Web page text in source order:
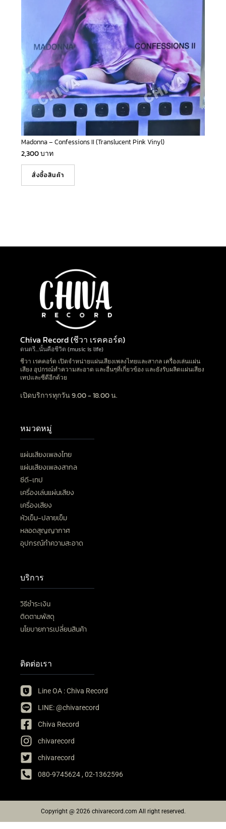
Madonna – Confessions II (Translucent Pink Vinyl)
2,300บาท
สั่งซื้อสินค้า
Chiva Record (ชีวา เรคคอร์ด)
ดนตรี…นั้นคือชีวิต (music is life)
ชีวา เรคคอร์ด เปิดจำหน่ายแผ่นเสียงเพลงไทยและสากล เครื่องเล่นแผ่น
เสียง อุปกรณ์ทำความสะอาด และอื่นๆที่เกี่ยวข้อง และยังรับผลิตแผ่นเสียง
เทปและซีดีอีกด้วย
เปิดบริการทุกวัน 9.00 - 18.00 น.
หมวดหมู่
แผ่นเสียงเพลงไทย
แผ่นเสียงเพลงสากล
ซีดี-เทป
เครื่องเล่นแผ่นเสียง
เครื่องเสียง
หัวเข็ม-ปลายเข็ม
หลอดสุญญากาศ
อุปกรณ์ทำความสะอาด
บริการ
วิธีชำระเงิน
ติดตามพัสดุ
นโยบายการเปลี่ยนสินค้า
ติดต่อเรา
Line OA : Chiva Record
LINE: @chivarecord
Chiva Record
chivarecord
chivarecord
080-9745624 , 02-1362596
Copyright @ 2026 chivarecord.com All right reserved.